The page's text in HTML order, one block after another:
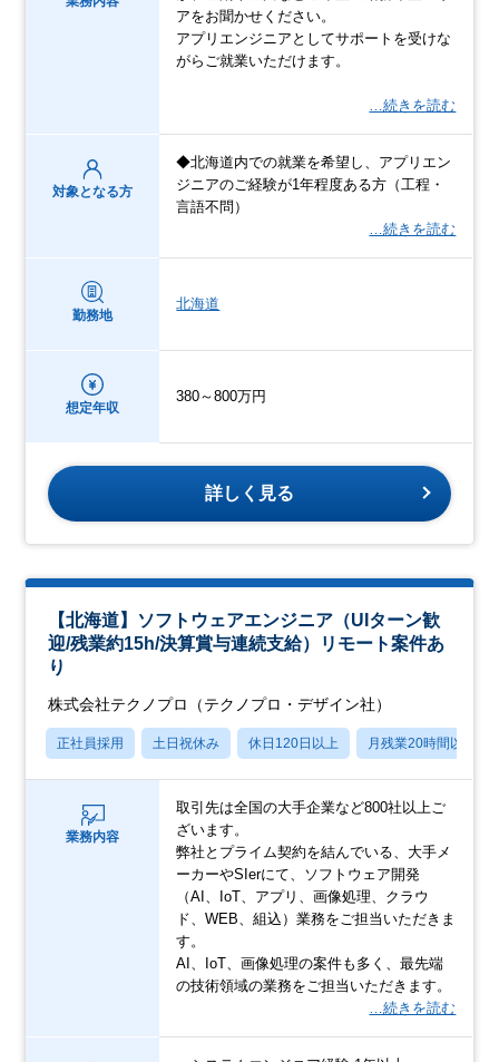
アをお聞かせください。
アプリエンジニアとしてサポートを受けな
がらご就業いただけます。
…続きを読む
対象となる方
◆北海道内での就業を希望し、アプリエン
ジニアのご経験が1年程度ある方（工程・
言語不問）
…続きを読む
勤務地
北海道
想定年収
380～800万円
詳しく見る
【北海道】ソフトウェアエンジニア（UIターン歓
迎/残業約15h/決算賞与連続支給）リモート案件あ
り
株式会社テクノプロ（テクノプロ・デザイン社）
正社員採用 土日祝休み 休日120日以上 月残業20時間以内
業務内容
取引先は全国の大手企業など800社以上ご
ざいます。
弊社とプライム契約を結んでいる、大手メ
ーカーやSIerにて、ソフトウェア開発
（AI、IoT、アプリ、画像処理、クラウ
ド、WEB、組込）業務をご担当いただきま
す。
AI、IoT、画像処理の案件も多く、最先端
の技術領域の業務をご担当いただきます。
…続きを読む